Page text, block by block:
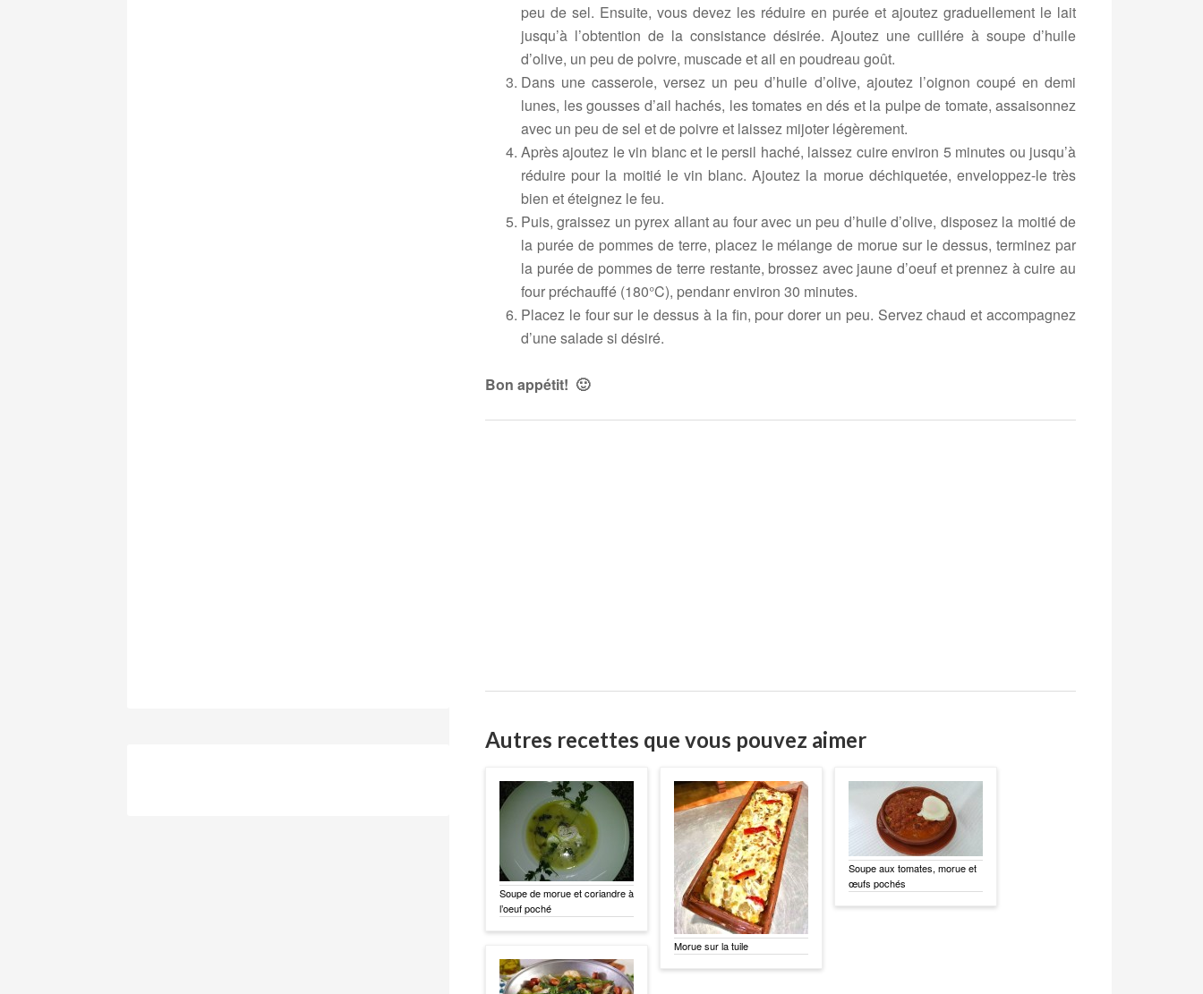
peu de sel. Ensuite, vous devez les réduire en purée et ajoutez graduellement le lait
jusqu’à l’obtention de la consistance désirée. Ajoutez une cuillére à soupe d’huile
d’olive, un peu de poivre, muscade et ail en poudreau goût.
Dans une casserole, versez un peu d’huile d’olive, ajoutez l’oignon coupé en demi
lunes, les gousses d’ail hachés, les tomates en dés et la pulpe de tomate, assaisonnez
avec un peu de sel et de poivre et laissez mijoter légèrement.
Après ajoutez le vin blanc et le persil haché, laissez cuire environ 5 minutes ou jusqu’à
réduire pour la moitié le vin blanc. Ajoutez la morue déchiquetée, enveloppez-le très
bien et éteignez le feu.
Puis, graissez un pyrex allant au four avec un peu d’huile d’olive, disposez la moitié de
la purée de pommes de terre, placez le mélange de morue sur le dessus, terminez par
la purée de pommes de terre restante, brossez avec jaune d’oeuf et prennez à cuire au
four préchauffé (180°C), pendanr environ 30 minutes.
Placez le four sur le dessus à la fin, pour dorer un peu. Servez chaud et accompagnez
d’une salade si désiré.
Bon appétit! 🙂
Autres recettes que vous pouvez aimer
Soupe de morue et coriandre à
l’oeuf poché
Morue sur la tuile
Soupe aux tomates, morue et
œufs pochés